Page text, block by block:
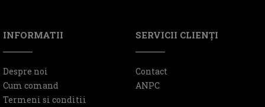
INFORMATII
Despre noi
Cum comand
Termeni si conditii
SERVICII CLIENŢI
Contact
ANPC